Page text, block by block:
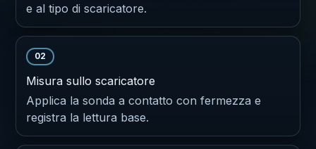
e al tipo di scaricatore.
02
Misura sullo scaricatore
Applica la sonda a contatto con fermezza e
registra la lettura base.